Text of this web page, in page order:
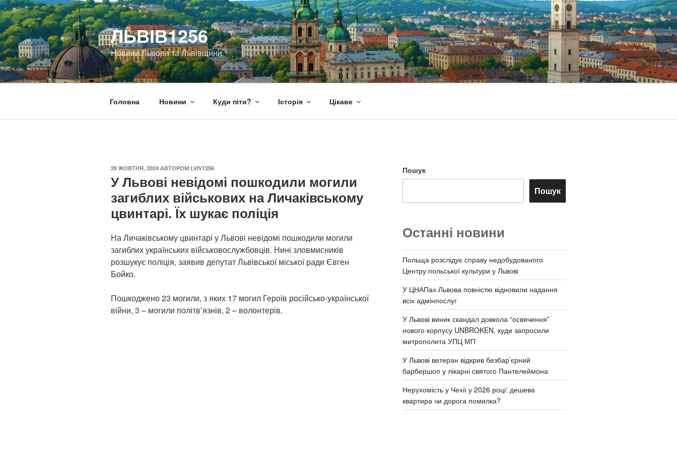
Перейти
до
вмісту
ЛЬВІВ1256
Новини Львова та Львівщини
Головна Новини Куди піти? Історія Цікаве
ОПУБЛІКОВАНО
20 ЖОВТНЯ, 2024 АВТОРОМ LVIV1256
У Львові невідомі пошкодили могили
загиблих військових на Личаківському
цвинтарі. Їх шукає поліція
На Личаківському цвинтарі у Львові невідомі пошкодили могили
загиблих українських військовослужбовців. Нині зловмисників
розшукує поліція, заявив депутат Львівської міської ради Євген
Бойко.
Пошкоджено 23 могили, з яких 17 могил Героїв російсько-української
війни, 3 – могили політвʼязнів, 2 – волонтерів.
Пошук
Пошук
Останні новини
Польща розслідує справу недобудованого
Центру польської культури у Львові
У ЦНАПах Львова повністю відновили надання
всіх адмінпослуг
У Львові виник скандал довкола “освячення”
нового корпусу UNBROKEN, куди запросили
митрополита УПЦ МП
У Львові ветеран відкрив безбар’єрний
барбершоп у лікарні святого Пантелеймона
Нерухомість у Чехії у 2026 році: дешева
квартира чи дорога помилка?